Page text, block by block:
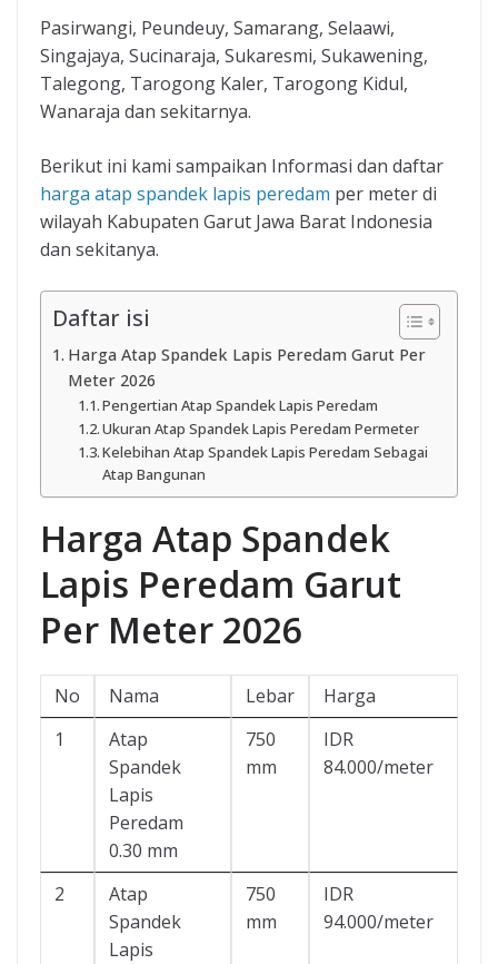
Pasirwangi, Peundeuy, Samarang, Selaawi,
Singajaya, Sucinaraja, Sukaresmi, Sukawening,
Talegong, Tarogong Kaler, Tarogong Kidul,
Wanaraja dan sekitarnya.
Berikut ini kami sampaikan Informasi dan daftar
harga atap spandek lapis peredam per meter di
wilayah Kabupaten Garut Jawa Barat Indonesia
dan sekitanya.
Daftar isi
Harga Atap Spandek Lapis Peredam Garut Per
Meter 2026
Pengertian Atap Spandek Lapis Peredam
Ukuran Atap Spandek Lapis Peredam Permeter
Kelebihan Atap Spandek Lapis Peredam Sebagai
Atap Bangunan
Harga Atap Spandek
Lapis Peredam Garut
Per Meter 2026
No Nama Lebar
Harga
1
Atap
Spandek
Lapis
Peredam
0.30 mm
750
mm
IDR
84.000/meter
2
Atap
Spandek
Lapis
750
mm
IDR
94.000/meter